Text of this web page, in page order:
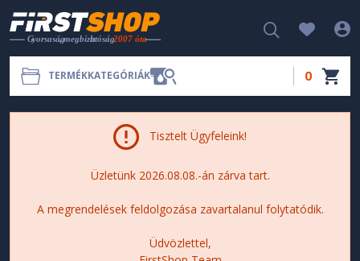
TERMÉKKATEGÓRIÁK 0
Tisztelt Ügyfeleink!
Üzletünk 2026.08.08.-án zárva tart.
A megrendelések feldolgozása zavartalanul folytatódik.
Üdvözlettel,